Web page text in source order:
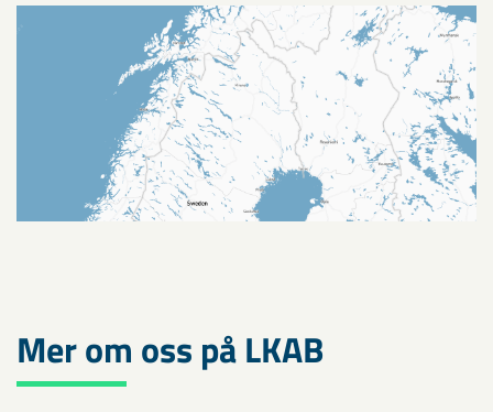
Gällivare
Mer om oss på LKAB